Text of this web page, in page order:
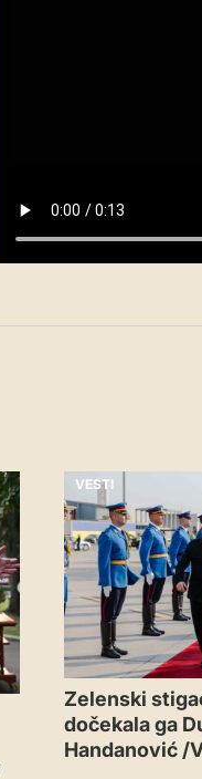
VESTI
Zelenski
dočekala ga
Handanović /